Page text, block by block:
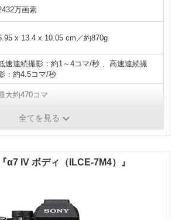
万画素
x 13.4 x 10.05 cm／約870g
速連続撮影：約1～4コマ/秒 、高速連続撮
：約4.5コマ/秒
大約470コマ
ISO 100-51200
全てを見る
α7 IV ボディ（ILCE-7M4）』